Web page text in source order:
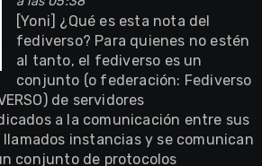
[Yoni] ¿Qué es esta nota del
fediverso? Para quienes no estén
al tanto, el fediverso es un
conjunto (o federación: Fediverso
de servidores
a la comunicación entre sus
llamados instancias y se comunican
conjunto de protocolos